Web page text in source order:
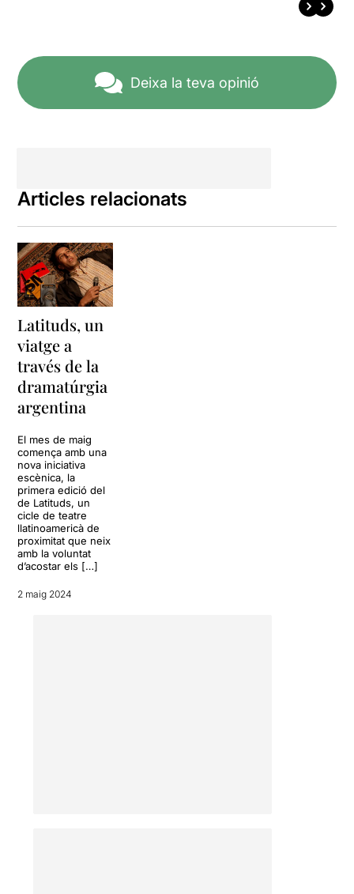
Deixa la teva opinió
Articles relacionats
Latituds, un
viatge a
través de la
dramatúrgia
argentina
El mes de maig
comença amb una
nova iniciativa
escènica, la
primera edició del
de Latituds, un
cicle de teatre
llatinoamericà de
proximitat que neix
amb la voluntat
d’acostar els […]
2 maig 2024